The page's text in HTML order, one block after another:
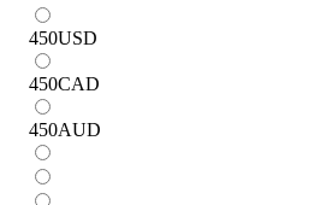
450USD
450CAD
450AUD